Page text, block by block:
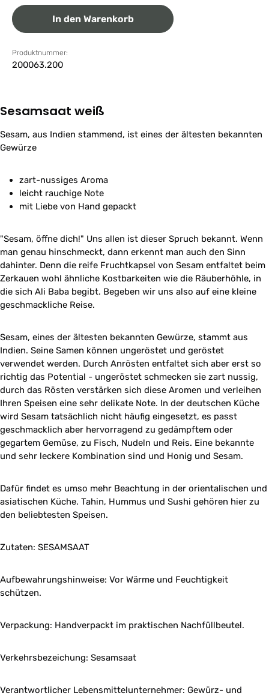
In den Warenkorb
Produktnummer:
200063.200
Sesamsaat weiß
Sesam, aus Indien stammend, ist eines der ältesten bekannten
Gewürze
zart-nussiges Aroma
leicht rauchige Note
mit Liebe von Hand gepackt
"Sesam, öffne dich!" Uns allen ist dieser Spruch bekannt. Wenn
man genau hinschmeckt, dann erkennt man auch den Sinn
dahinter. Denn die reife Fruchtkapsel von Sesam entfaltet beim
Zerkauen wohl ähnliche Kostbarkeiten wie die Räuberhöhle, in
die sich Ali Baba begibt. Begeben wir uns also auf eine kleine
geschmackliche Reise.
Sesam, eines der ältesten bekannten Gewürze, stammt aus
Indien. Seine Samen können ungeröstet und geröstet
verwendet werden. Durch Anrösten entfaltet sich aber erst so
richtig das Potential - ungeröstet schmecken sie zart nussig,
durch das Rösten verstärken sich diese Aromen und verleihen
Ihren Speisen eine sehr delikate Note. In der deutschen Küche
wird Sesam tatsächlich nicht häufig eingesetzt, es passt
geschmacklich aber hervorragend zu gedämpftem oder
gegartem Gemüse, zu Fisch, Nudeln und Reis. Eine bekannte
und sehr leckere Kombination sind und Honig und Sesam.
Dafür findet es umso mehr Beachtung in der orientalischen und
asiatischen Küche. Tahin, Hummus und Sushi gehören hier zu
den beliebtesten Speisen.
Zutaten: SESAMSAAT
Aufbewahrungshinweise: Vor Wärme und Feuchtigkeit
schützen.
Verpackung: Handverpackt im praktischen Nachfüllbeutel.
Verkehrsbezeichung: Sesamsaat
Verantwortlicher Lebensmittelunternehmer: Gewürz- und